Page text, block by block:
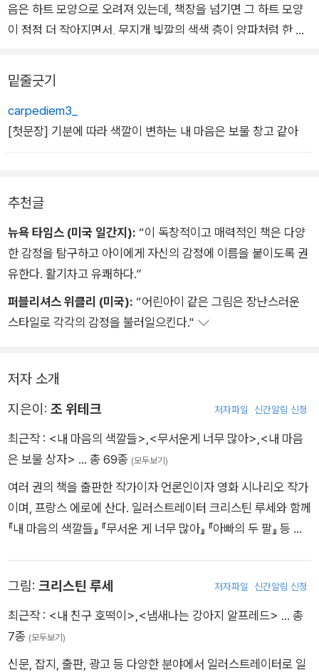
음은 하트 모양으로 오려져 있는데, 책장을 넘기면 그 하트 모양
이 점점 더 작아지면서, 무지개 빛깔의 색색 층이 양파처럼 한 겹
로 서서히 들어가는 느낌이 들게 한다. 이 과정을 통해 아이는 용
감하고, 화나며, 차분하고, 우울하며, 슬프고, 또 기쁜 자신의 감
정들을 스스로 알게 된다.
이 그림책을 보는 독자들도 책장을 넘기는 재미를 느끼는 동안,
라는 의미를 저절로 깨닫게 된다. 책 속의 아이가 마음속에 있는
많은 공감을 불러일으키며, 각자 자신의 마음을 찬찬히 들여다볼
수 있도록 도울 것이다.
밑줄긋기
carpediem3_
[첫문장] 기분에 따라 색깔이 변하는 내 마음은 보물 창고 같아
추천글
뉴욕 타임스 (미국 일간지): “이 독창적이고 매력적인 책은 다양
한 감정을 탐구하고 아이에게 자신의 감정에 이름을 붙이도록 권
유한다. 활기차고 유쾌하다.”
퍼블리셔스 위클리 (미국): “어린아이 같은 그림은 장난스러운
스타일로 각각의 감정을 불러일으킨다."
저자 소개
지은이: 조 위테크 저자파일 신간알림 신청
최근작 : <내 마음의 색깔들> <무서운게 너무 많아> <내 마음
은 보물 상자> … 총 69종 (모두보기)
여러 권의 책을 출판한 작가이자 언론인이자 영화 시나리오 작가
이며, 프랑스 에로에 산다. 일러스트레이터 크리스틴 루세와 함께
『내 마음의 색깔들』 『무서운 게 너무 많아』 『아빠의 두 팔』 등 많
그림: 크리스틴 루세 저자파일 신간알림 신청
최근작 : <내 친구 호떡이> <냄새나는 강아지 알프레드> … 총
7종 (모두보기)
신문, 잡지, 출판, 광고 등 다양한 분야에서 일러스트레이터로 일